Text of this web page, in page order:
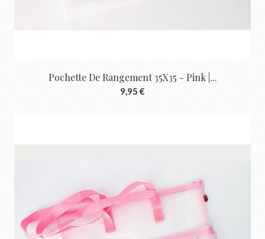
Pochette De Rangement 35X35 - Pink |...
9,95 €